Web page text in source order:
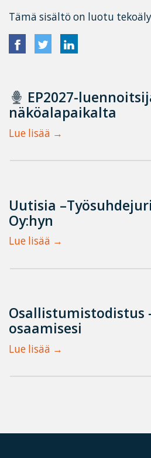
Tämä sisältö on luotu
EP2027-
näköalapaikalta
Lue lisää
Uutisia
Oy:hyn
Lue lisää
Osallistumistodistus
osaamisesi
Lue lisää